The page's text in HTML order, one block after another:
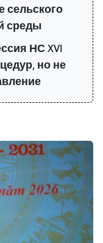
сельского
среды
НС XVI
но не